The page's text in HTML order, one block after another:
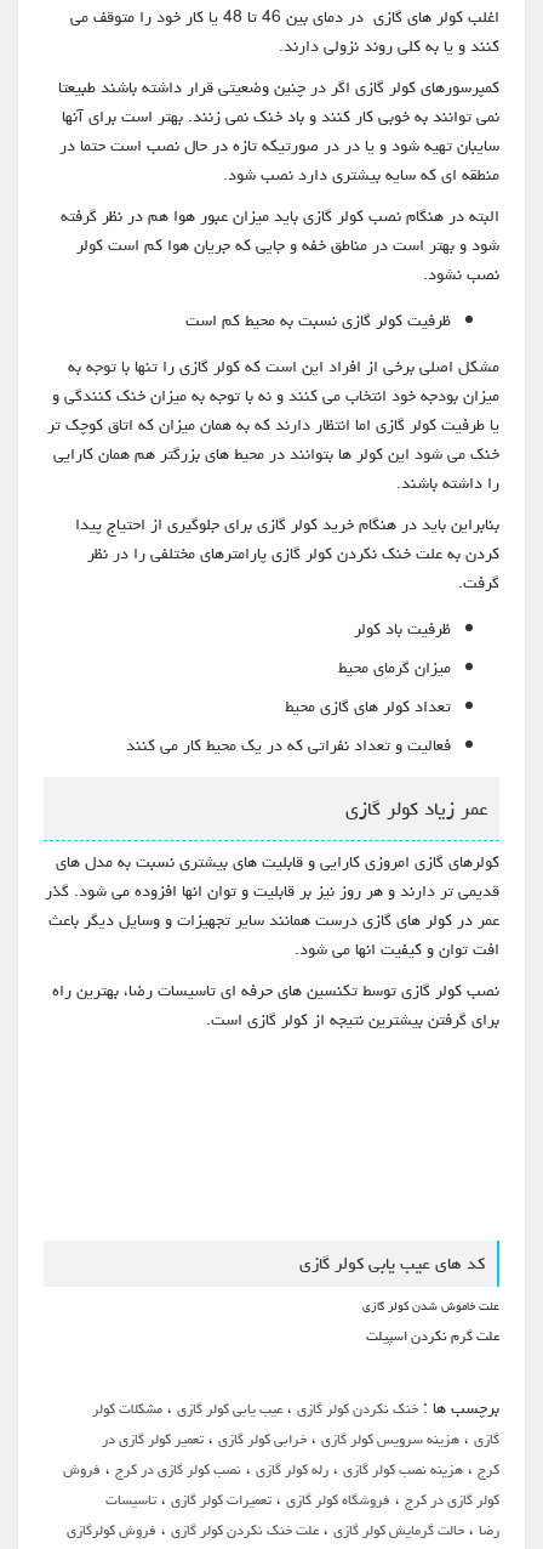
اغلب کولر های گازی در دمای بین 46 تا 48 یا کار خود را متوقف می
کنند و یا به کلی روند نزولی دارند.
کمپرسورهای کولر گازی اگر در چنین وضعیتی قرار داشته باشند طبیعتا
نمی توانند به خوبی کار کنند و باد خنک نمی زنند. بهتر است برای آنها
سایبان تهیه شود و یا در در صورتیکه تازه در حال نصب است حتما در
منطقه ای که سایه بیشتری دارد نصب شود.
البته در هنگام نصب کولر گازی باید میزان عبور هوا هم در نظر گرفته
شود و بهتر است در مناطق خفه و جایی که جریان هوا کم است کولر
نصب نشود.
ظرفیت کولر گازی نسبت به محیط کم است
مشکل اصلی برخی از افراد این است که کولر گازی را تنها با توجه به
میزان بودجه خود انتخاب می کنند و نه با توجه به میزان خنک کنندگی و
یا طرفیت کولر گازی اما انتظار دارند که به همان میزان که اتاق کوچک تر
خنک می شود این کولر ها بتوانند در محیط های بزرگتر هم همان کارایی
را داشته باشند.
بنابراین باید در هنگام خرید کولر گازی برای جلوگیری از احتیاج پیدا
کردن به علت خنک نکردن کولر گازی پارامترهای مختلفی را در نظر
گرفت.
ظرفیت باد کولر
میزان گرمای محیط
تعداد کولر های گازی محیط
فعالیت و تعداد نفراتی که در یک محیط کار می کنند
عمر زیاد کولر گازی
کولرهای گازی امروزی کارایی و قابلیت های بیشتری نسبت به مدل های
قدیمی تر دارند و هر روز نیز بر قابلیت و توان انها افزوده می شود. گذر
عمر در کولر های گازی درست همانند سایر تجهیزات و وسایل دیگر باعث
افت توان و کیفیت انها می شود.
نصب کولر گازی توسط تکنسین های حرفه ای تاسیسات رضا، بهترین راه
برای گرفتن بیشترین نتیجه از کولر گازی است.
کد های عیب یابی کولر گازی
علت خاموش شدن کولر گازی
علت گرم نکردن اسپیلت
برچسب ها : خنک نکردن کولر گازی،عیب یابی کولر گازی،مشکلات کولر
گازی،هزینه سرویس کولر گازی،خرابی کولر گازی،تعمیر کولر گازی در
کرج،هزینه نصب کولر گازی،رله کولر گازی،نصب کولر گازی در کرج، فروش
کولر گازی در کرج، فروشگاه کولر گازی،تعمیرات کولر گازی،تاسیسات
رضا،حالت گرمایش کولر گازی،علت خنک نکردن کولر گازی، فروش کولرگازی